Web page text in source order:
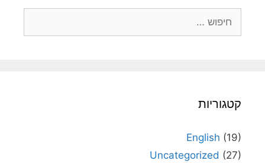
קטגוריות
English (19)
Uncategorized (27)